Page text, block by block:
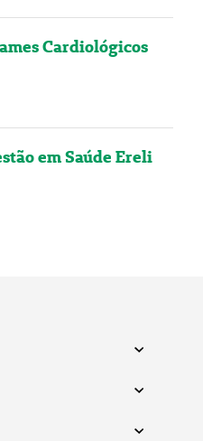
Cardiológicos
em Saúde Ereli